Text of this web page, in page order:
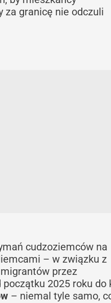
za granicę nie odczuli
cudzoziemców na
– w związku z
przez
2025 roku do
– niemal tyle samo,